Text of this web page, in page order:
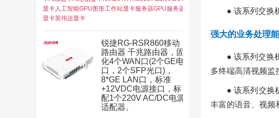
● 该系列交换
强大的业务处理
● 该系列交换
多终端高清视频监
● 该系列交换
丰富的语音、视频
显卡人工智能GPU 图形工作站显卡服务器GPU服务器
显卡英伟达显卡
锐捷RG-RSR860移动
路由器 千兆路由器，固
化4个WAN口(2个GE电
口，2个SFP光口)，
8*GE LAN口，标准
+12VDC电源接口，标
配1个220V AC/DC电源
适配器。